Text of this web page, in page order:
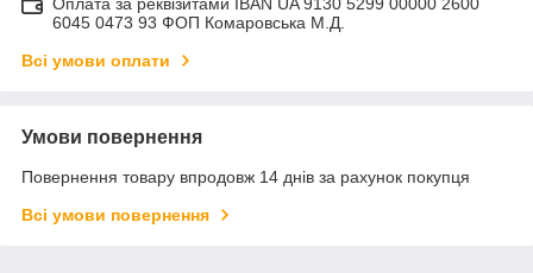
Оплата за реквізитами IBAN UA 9130 5299 00000 2600
6045 0473 93 ФОП Комаровська М.Д.
Всі умови оплати
Умови повернення
Повернення товару впродовж 14 днів за рахунок покупця
Всі умови повернення